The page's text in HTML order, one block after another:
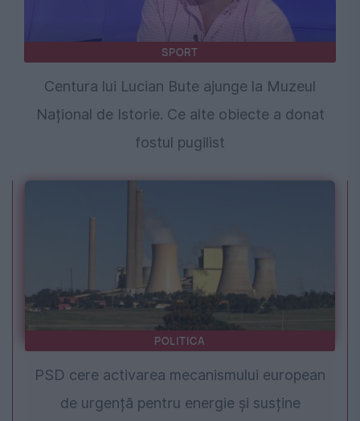
SPORT
Centura lui Lucian Bute ajunge la Muzeul
Național de Istorie. Ce alte obiecte a donat
fostul pugilist
POLITICA
PSD cere activarea mecanismului european
de urgență pentru energie și susține